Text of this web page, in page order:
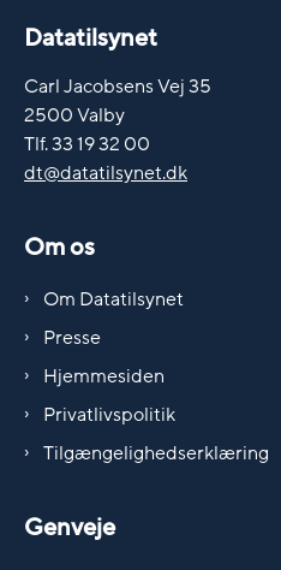
Datatilsynet
Carl Jacobsens Vej 35
2500 Valby
Tlf. 33 19 32 00
dt@datatilsynet.dk
Om os
Om Datatilsynet
Presse
Hjemmesiden
Privatlivspolitik
Tilgængelighedserklæring
Genveje